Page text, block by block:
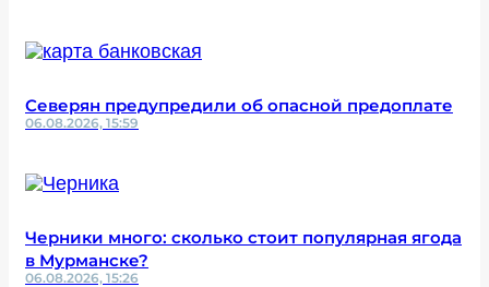
Северян предупредили об опасной предоплате
06.08.2026, 15:59
Черники много: сколько стоит популярная ягода
в Мурманске?
06.08.2026, 15:26